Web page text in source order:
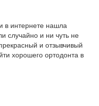
в интернете нашла
случайно и ни чуть не
и отзывчивый
хорошего ортодонта в